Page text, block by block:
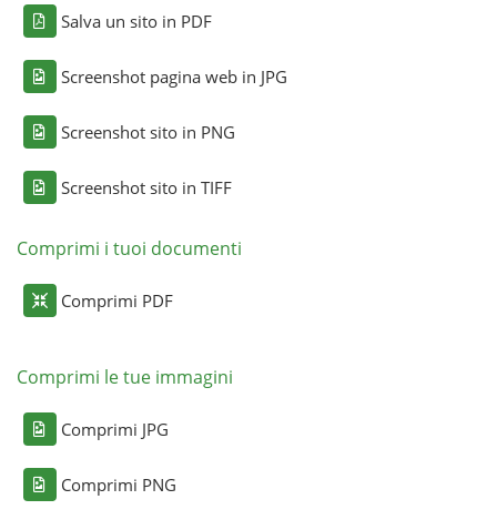
Salva un sito in PDF
Screenshot pagina web in JPG
Screenshot sito in PNG
Screenshot sito in TIFF
Comprimi i tuoi documenti
Comprimi PDF
Comprimi le tue immagini
Comprimi JPG
Comprimi PNG